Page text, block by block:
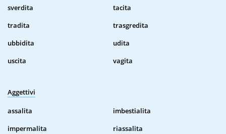
sverdita
tacita
tradita
trasgredita
ubbidita
udita
uscita
vagita
Aggettivi
assalita
imbestialita
impermalita
riassalita